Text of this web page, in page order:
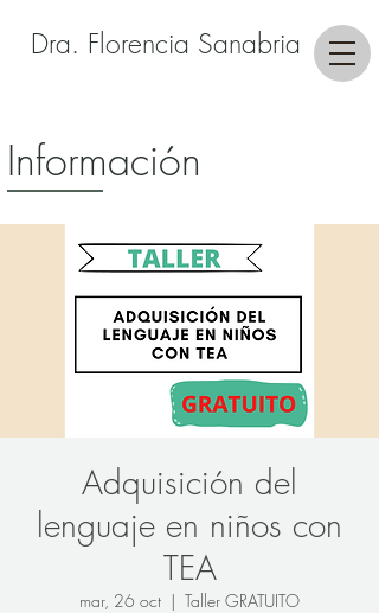
Dra. Florencia Sanabria
Información
Adquisición del
lenguaje en niños con
TEA
mar, 26 oct
  |
Taller GRATUITO